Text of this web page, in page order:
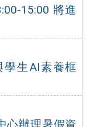
15:00 將進
生AI素養框
心辦理暑假資